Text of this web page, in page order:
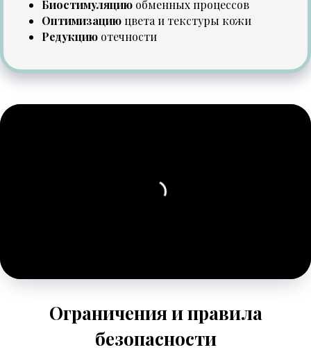
Биостимуляцию обменных процессов
Оптимизацию цвета и текстуры кожи
Редукцию отечности
Ограничения и правила
безопасности